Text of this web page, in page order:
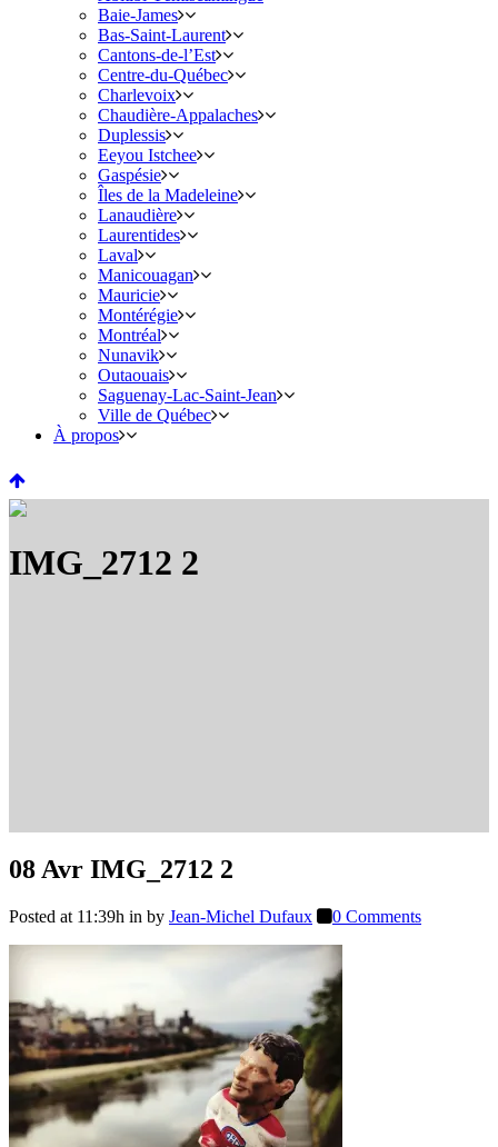
Baie-James
Bas-Saint-Laurent
Cantons-de-l’Est
Centre-du-Québec
Charlevoix
Chaudière-Appalaches
Duplessis
Eeyou Istchee
Gaspésie
Îles de la Madeleine
Lanaudière
Laurentides
Laval
Manicouagan
Mauricie
Montérégie
Montréal
Nunavik
Outaouais
Saguenay-Lac-Saint-Jean
Ville de Québec
À propos
IMG_2712 2
08 Avr IMG_2712 2
Posted at 11:39h in by Jean-Michel Dufaux 0 Comments